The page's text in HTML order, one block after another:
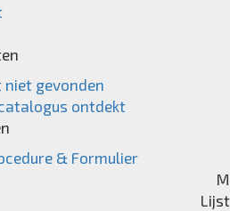
niet gevonden
ontdekt
& Formulier